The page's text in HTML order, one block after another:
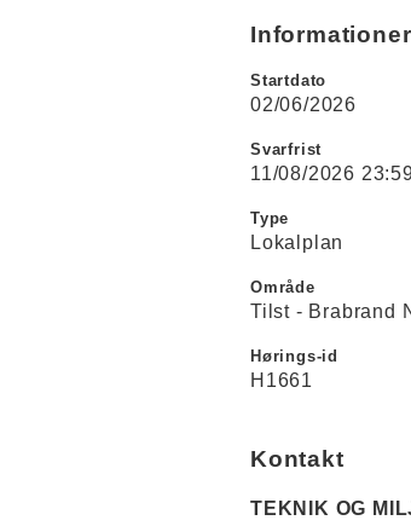
Informationer
Startdato
02/06/2026
Svarfrist
11/08/2026
Type
Lokalplan
Område
Tilst - Brabrand
Hørings-id
H1661
Kontakt
TEKNIK OG